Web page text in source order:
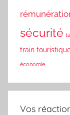
sécurité
train
économie
Vos